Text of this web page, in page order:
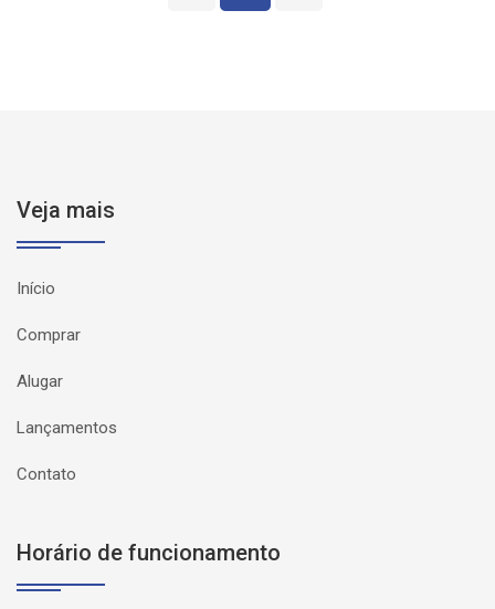
Veja mais
Início
Comprar
Alugar
Lançamentos
Contato
Horário de funcionamento